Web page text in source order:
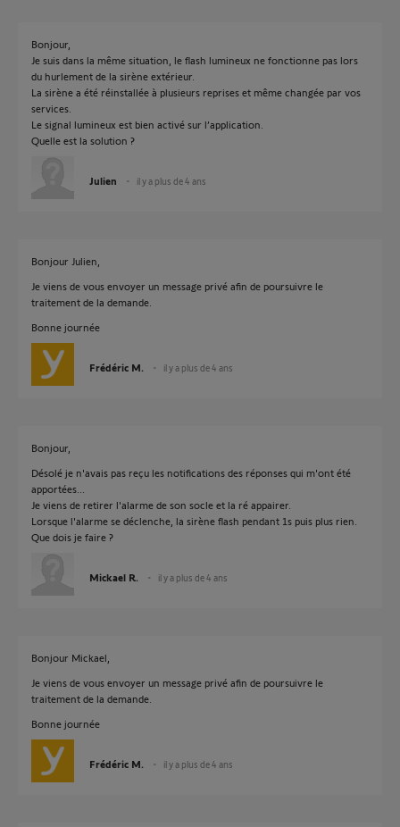
Bonjour,
Je suis dans la même situation, le flash lumineux ne fonctionne pas lors
du hurlement de la sirène extérieur.
La sirène a été réinstallée à plusieurs reprises et même changée par vos
services.
Le signal lumineux est bien activé sur l’application.
Quelle est la solution ?
Julien il y a plus de 4 ans
Bonjour Julien,
Je viens de vous envoyer un message privé afin de poursuivre le
traitement de la demande.
Bonne journée
Frédéric M. il y a plus de 4 ans
Bonjour,
Désolé je n'avais pas reçu les notifications des réponses qui m'ont été
apportées...
Je viens de retirer l'alarme de son socle et la ré appairer.
Lorsque l'alarme se déclenche, la sirène flash pendant 1s puis plus rien.
Que dois je faire ?
Mickael R. il y a plus de 4 ans
Bonjour Mickael,
Je viens de vous envoyer un message privé afin de poursuivre le
traitement de la demande.
Bonne journée
Frédéric M. il y a plus de 4 ans